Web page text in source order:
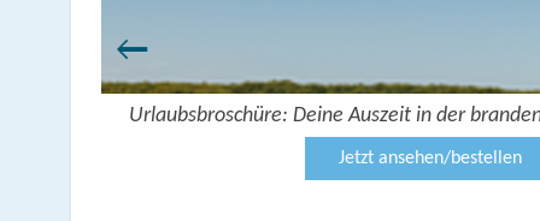
Urlaubsbroschüre: Deine Auszeit in der
Jetzt ansehen/bestellen